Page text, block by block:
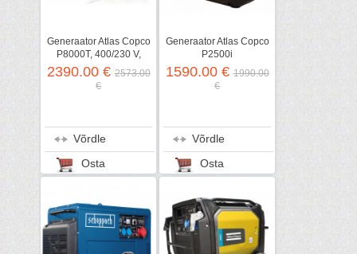
Generaator Atlas Copco
P8000T, 400/230 V,
elektristardiga
2390.00 €2573.00
€
Võrdle
Osta
Generaator Atlas Copco
P2500i
1590.00 €1990.00
€
Võrdle
Osta